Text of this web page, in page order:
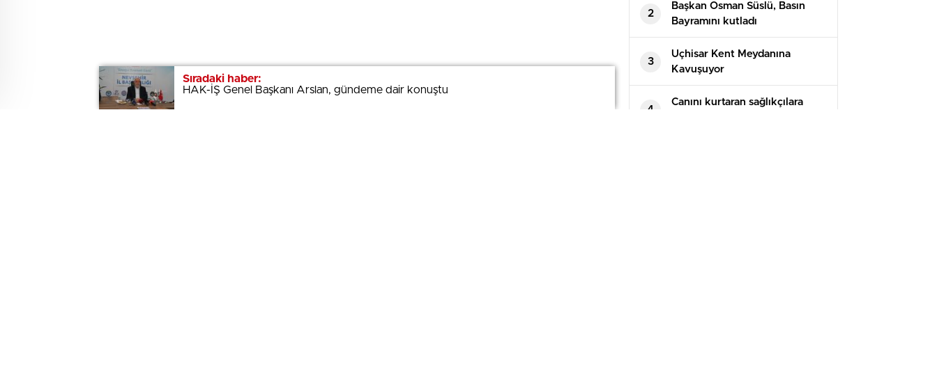
Sıradaki haber:
HAK-İŞ Genel Başkanı Arslan, gündeme dair konuştu
Sıradaki haber:
HAK-İŞ Genel Başkanı Arslan, gündeme dair konuştu
2
Başkan Osman Süslü, Basın
Bayramını kutladı
3
Uçhisar Kent Meydanına
Kavuşuyor
4
Canını kurtaran sağlıkçılara